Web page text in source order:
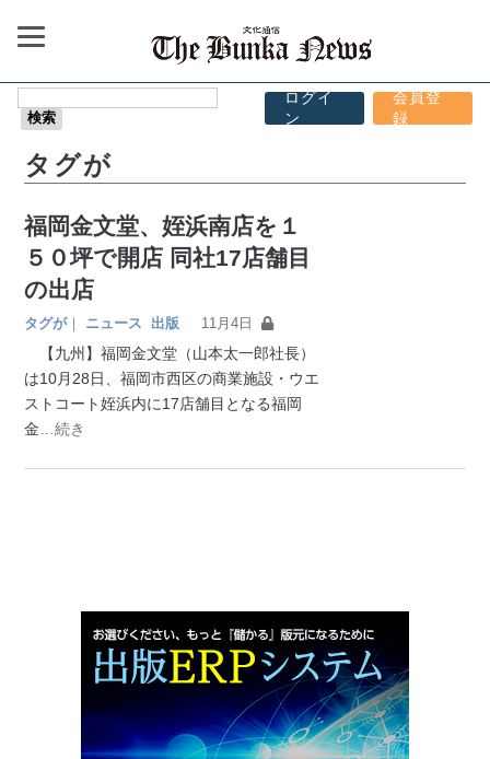
ログイ
ン
会員登
録
タグが
福岡金文堂、姪浜南店を１
５０坪で開店 同社17店舗目
の出店
タグが｜ ニュース 出版 11月4日
【九州】福岡金文堂（山本太一郎社長）
は10月28日、福岡市西区の商業施設・ウエ
ストコート姪浜内に17店舗目となる福岡
金 …続き